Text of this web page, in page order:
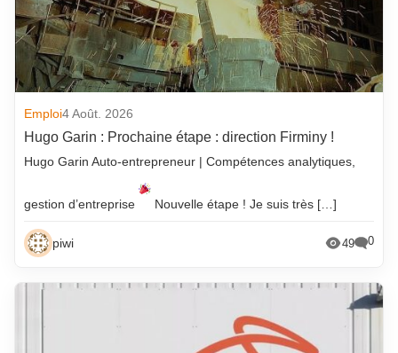
Emploi4 Août. 2026
Hugo Garin : Prochaine étape : direction Firminy !
Hugo Garin Auto-entrepreneur | Compétences analytiques,
gestion d’entreprise Nouvelle étape ! Je suis très […]
piwi 49 0